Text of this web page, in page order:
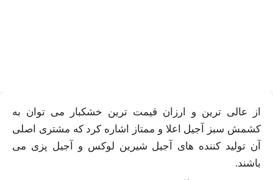
از عالی‌ ترین و ارزان قیمت ترین خشکبار می‌ توان به
کشمش سبز آجیل اعلا و ممتاز اشاره کرد که مشتری اصلی
آن تولید کننده های آجیل شیرین لوکس و آجیل پزی می
باشند.